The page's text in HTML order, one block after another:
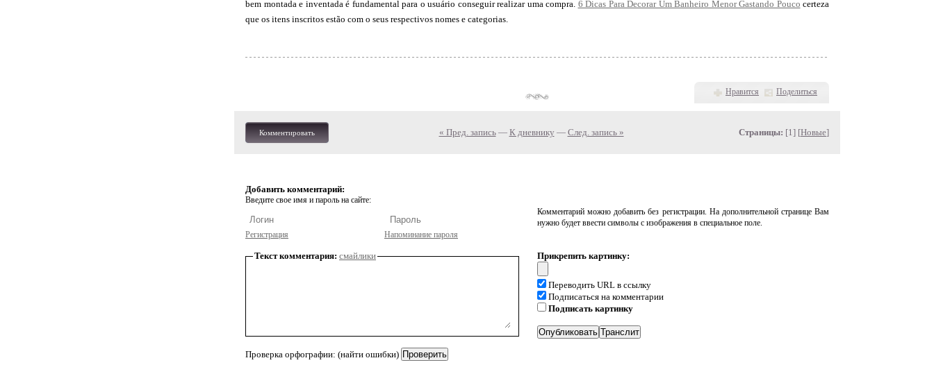
bem montada e inventada é fundamental para o usuário conseguir realizar uma compra. 6 Dicas Para Decorar Um Banheiro Menor Gastando Pouco certeza
que os itens inscritos estão com o seus respectivos nomes e categorias.
Нравится Поделиться
Комментировать « Пред. запись— К дневнику — След. запись » Страницы: [1] [Новые]
Добавить комментарий:
Введите свое имя и пароль на сайте:
Регистрация Напоминание пароля
Комментарий можно добавить без регистрации. На дополнительной странице Вам
нужно будет ввести символы с изображения в специальное поле.
Текст комментария: смайлики
Проверка орфографии: (найти ошибки)
Прикрепить картинку:
Переводить URL в ссылку
Подписаться на комментарии
Подписать картинку